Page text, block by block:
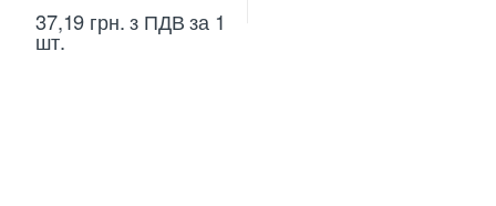
37,19 грн.з ПДВ за 1
шт.